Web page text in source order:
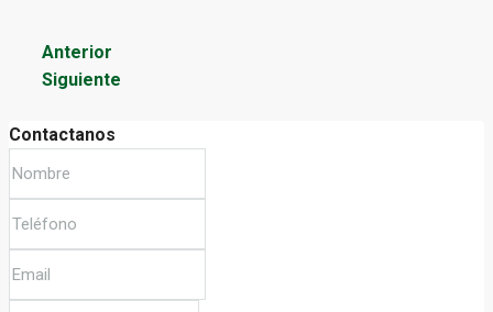
Anterior
Siguiente